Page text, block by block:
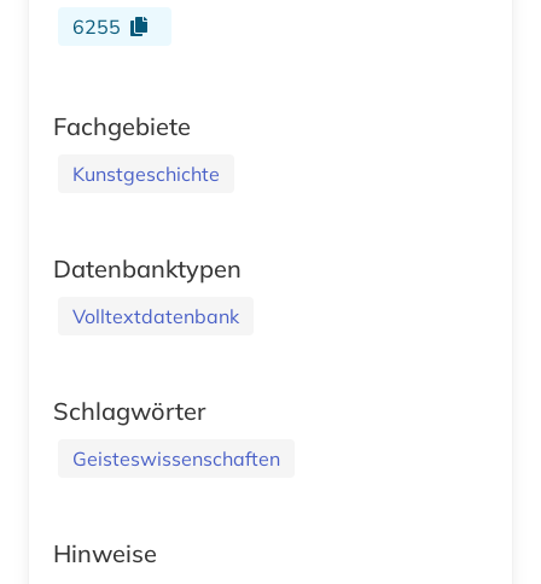
6255
Fachgebiete
Kunstgeschichte
Datenbanktypen
Volltextdatenbank
Schlagwörter
Geisteswissenschaften
Hinweise